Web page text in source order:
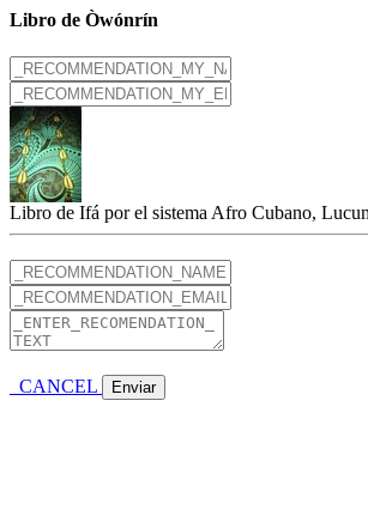
Libro de Òwónrín
Libro de Ifá por el sistema Afro Cubano,
_CANCEL Enviar